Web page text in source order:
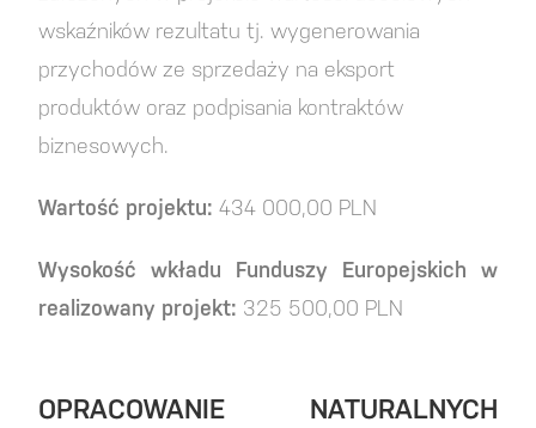
wskaźników rezultatu tj. wygenerowania
przychodów ze sprzedaży na eksport
produktów oraz podpisania kontraktów
biznesowych.
Wartość projektu:434 000,00 PLN
Wysokość wkładu Funduszy Europejskich w
realizowany projekt: 325 500,00 PLN
OPRACOWANIE NATURALNYCH